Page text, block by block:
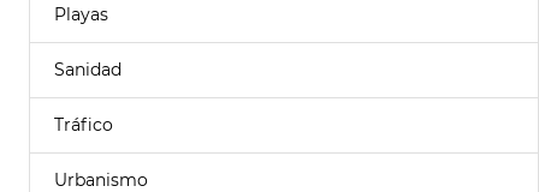
Playas
Sanidad
Tráfico
Urbanismo